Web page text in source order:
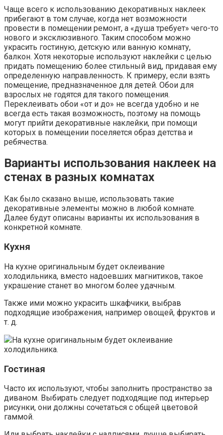
Чаще всего к использованию декоративных наклеек
прибегают в том случае, когда нет возможности
провести в помещении ремонт, а «душа требует» чего-то
нового и эксклюзивного. Таким способом можно
украсить гостиную, детскую или ванную комнату,
балкон. Хотя некоторые используют наклейки с целью
придать помещению более стильный вид, придавая ему
определенную направленность. К примеру, если взять
помещение, предназначенное для детей. Обои для
взрослых не годятся для такого помещения.
Переклеивать обои «от и до» не всегда удобно и не
всегда есть такая возможность, поэтому на помощь
могут прийти декоративные наклейки, при помощи
которых в помещении поселяется образ детства и
ребячества.
Варианты использования наклеек на
стенах в разных комнатах
Как было сказано выше, использовать такие
декоративные элементы можно в любой комнате.
Далее будут описаны варианты их использования в
конкретной комнате.
Кухня
На кухне оригинальным будет оклеивание
холодильника, вместо надоевших магнитиков, такое
украшение станет во многом более удачным.
Также ими можно украсить шкафчики, выбрав
подходящие изображения, например овощей, фруктов и
т. д.
На кухне оригинальным будет оклеивание
холодильника.
Гостиная
Часто их используют, чтобы заполнить пространство за
диваном. Выбирать следует подходящие под интерьер
рисунки, они должны сочетаться с общей цветовой
гаммой.